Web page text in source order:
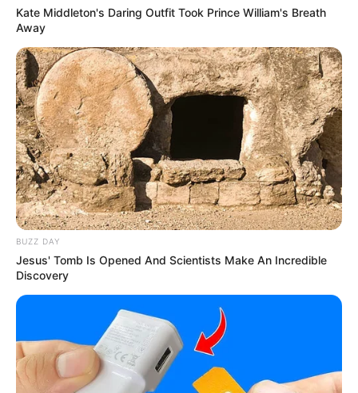
Bikin Ngakak, 10 Potret
Cosplay Murah Pakai Bahan
Seadanya
Anti Mainstream, 10 Cara
Membawa Barang Belanjaan
Versi Warga Thailand
Kate Middleton's Daring Outfit Took Prince William's Breath
Away
BUZZ DAY
Jesus' Tomb Is Opened And Scientists Make An Incredible
Discovery